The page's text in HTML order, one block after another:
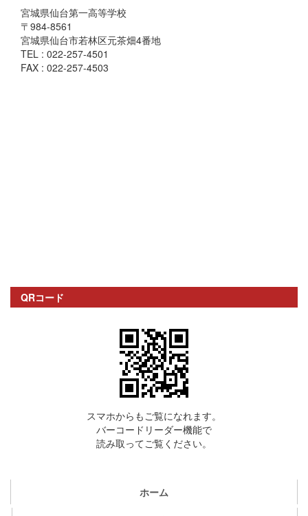
宮城県仙台第一高等学校
〒984-8561
宮城県仙台市若林区元茶畑4番地
TEL : 022-257-4501
FAX : 022-257-4503
QRコード
スマホからもご覧になれます。
バーコードリーダー機能で
読み取ってご覧ください。
ホーム